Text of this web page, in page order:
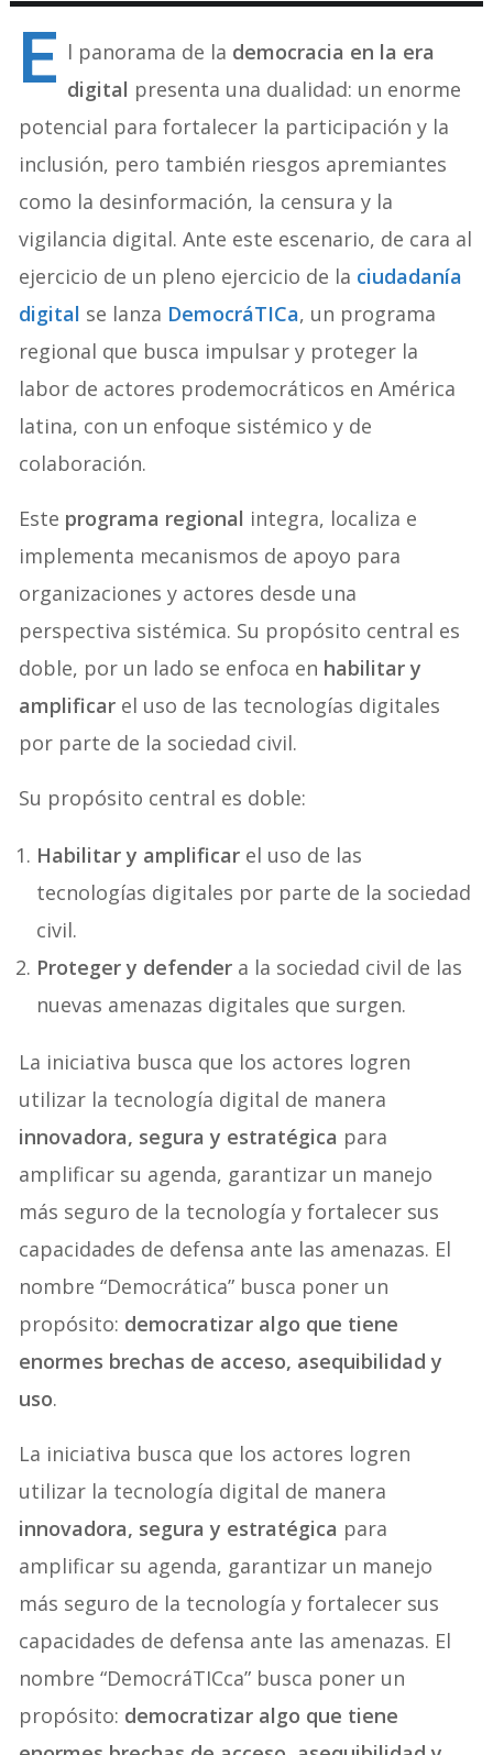
E l panorama de la democracia en la era
digital presenta una dualidad: un enorme
potencial para fortalecer la participación y la
inclusión, pero también riesgos apremiantes
como la desinformación, la censura y la
vigilancia digital. Ante este escenario, de cara al
ejercicio de un pleno ejercicio de la ciudadanía
digital se lanza DemocráTICa, un programa
regional que busca impulsar y proteger la
labor de actores prodemocráticos en América
latina, con un enfoque sistémico y de
colaboración.
Este programa regional integra, localiza e
implementa mecanismos de apoyo para
organizaciones y actores desde una
perspectiva sistémica. Su propósito central es
doble, por un lado se enfoca en habilitar y
amplificar el uso de las tecnologías digitales
por parte de la sociedad civil.
Su propósito central es doble:
Habilitar y amplificar el uso de las
tecnologías digitales por parte de la sociedad
civil.
Proteger y defender a la sociedad civil de las
nuevas amenazas digitales que surgen.
La iniciativa busca que los actores logren
utilizar la tecnología digital de manera
innovadora, segura y estratégica para
amplificar su agenda, garantizar un manejo
más seguro de la tecnología y fortalecer sus
capacidades de defensa ante las amenazas. El
nombre “Democrática” busca poner un
propósito: democratizar algo que tiene
enormes brechas de acceso, asequibilidad y
uso.
La iniciativa busca que los actores logren
utilizar la tecnología digital de manera
innovadora, segura y estratégica para
amplificar su agenda, garantizar un manejo
más seguro de la tecnología y fortalecer sus
capacidades de defensa ante las amenazas. El
nombre “DemocráTICca” busca poner un
propósito: democratizar algo que tiene